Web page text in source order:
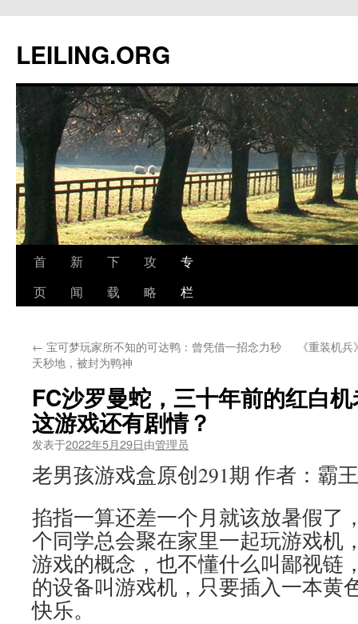
文
LEILING.ORG
首
页
新
闻
下
载
攻
略
专
栏
← 宝可梦玩家所不知的可达鸭：曾凭借一招念力秒
天秒地，被封为鸭神
《重装机
FC沙罗曼蛇，三十年前的红白
这游戏还有剧情？
发表于2022年5月29日由管理员
老男孩游戏盒原创291期 作者：霸
掐指一算还差一个月就该放暑假了
个同学总会聚在家里一起玩游戏机
游戏的概念，也不懂什么叫鄙视链
的设备叫游戏机，只要插入一本黄
快乐。